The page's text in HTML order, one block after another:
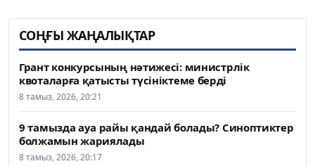
СОҢҒЫ ЖАҢАЛЫҚТАР
Грант конкурсының нәтижесі: министрлік
квоталарға қатысты түсініктеме берді
8 тамыз, 2026, 20:21
9 тамызда ауа райы қандай болады? Синоптиктер
болжамын жариялады
8 тамыз, 2026, 20:17